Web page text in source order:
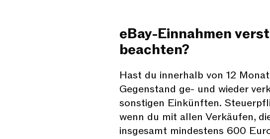
eBay-Einnahmen
beachten?
Hast du innerhalb von 12
Gegenstand ge- und wieder
sonstigen Einkünften.
wenn du mit allen Verkäufen,
insgesamt mindestens 600